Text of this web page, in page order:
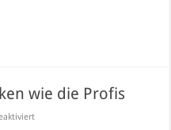
wie die Profis
für